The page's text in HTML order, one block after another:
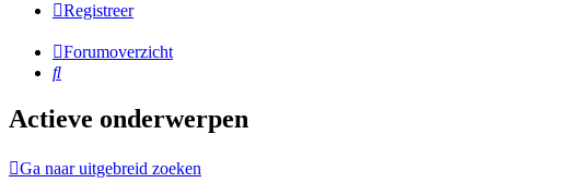
Registreer
Forumoverzicht
Zoek
Actieve onderwerpen
Ga naar uitgebreid zoeken